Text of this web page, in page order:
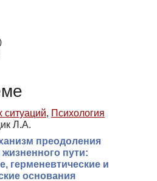
ситуаций, Психология
Л.А.
преодоления
пути:
герменевтические и
основания